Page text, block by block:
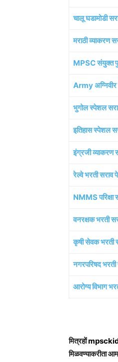
चालू घडामोडी
मराठी व्याकरण
MPSC संयुक्त
Army अग्निवीर
भुगोल स्पेशल
इतिहास स्पेशल
इंग्रजी व्याकरण
रेल्वे भरती सराव
NMMS परिक्षा
वनरक्षक भरती
कृषी सेवक भरती
नगरपरिषद भरती
आरोग्य विभाग
मित्रहों
मिळवण्याकरीता